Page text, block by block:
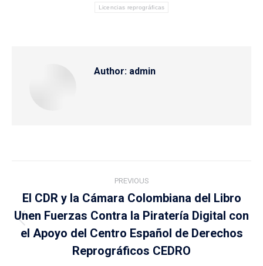
Licencias reprográficas
Author: admin
navigation
PREVIOUS
post:
El CDR y la Cámara Colombiana del Libro
Unen Fuerzas Contra la Piratería Digital con
el Apoyo del Centro Español de Derechos
Reprográficos CEDRO